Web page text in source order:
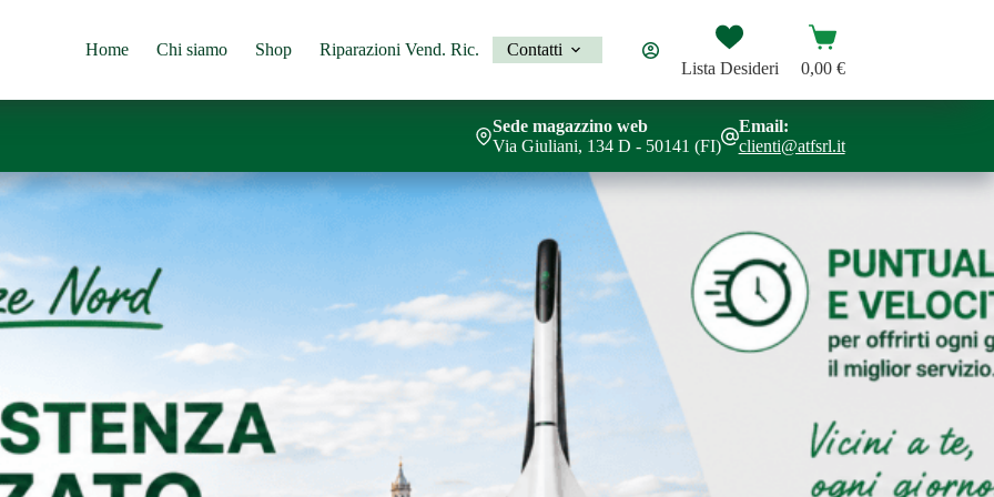
Home Chi siamo Shop Riparazioni Vend. Ric.
Contatti
Lista Desideri
Carrello
0,00 €
Sede magazzino web
Via Giuliani, 134 D - 50141 (FI)
Email:
clienti@atfsrl.it